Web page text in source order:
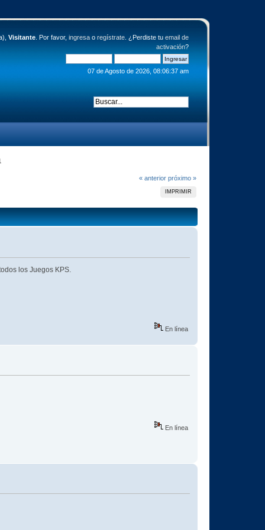
Visitante. Por favor, ingresao regístrate. ¿Perdiste tu email de
activación?
07 de Agosto de 2026, 08:06:37 am
« anterior próximo »
IMPRIMIR
los Juegos KPS.
En línea
En línea